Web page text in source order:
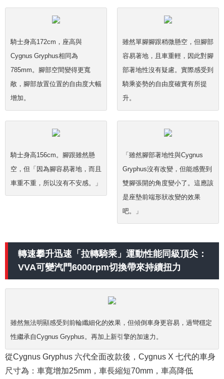
騎士身高172cm，座高與
Cygnus Gryphus相同為
785mm。腳部空間變得更寬
敞，腳部放置位置的自由度大幅
增加。
雖然單腳腳跟稍微懸空，但腳部
容易著地，且車重輕，因此對腳
部著地性沒有疑慮。實際感受到
騎乘姿勢的自由度確實有所提
升。
騎士身高156cm。腳跟雖然懸
空，但「因為腳容易著地，而且
車重不重，所以沒有不安感。」
「雖然腳部著地性與Cygnus
Gryphus沒有改變，但能感覺到
雙腳張開的角度變小了。這應該
是座墊前端形狀改變的效果
吧。」
轉速攀升迅速「拉轉騎乘」運動性能同級頂尖：
VVA可變汽門6000rpm切換帶來持續扭力
雖然無法明顯感受到前輪纖細化的效果，但傾倒車身更容易，過彎穩定
性繼承自Cygnus Gryphus。再加上新引擎的加速力。
從Cygnus Gryphus 六代全面改款後，Cygnus X 七代的車身
尺寸為：車寬增加25mm，車長縮短70mm，車高降低